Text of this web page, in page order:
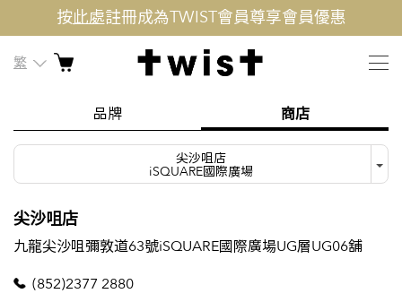
按此處註冊成為TWIST會員尊享會員優惠
繁
品牌 商店
尖沙咀店
iSQUARE國際廣場
尖沙咀店
九龍尖沙咀彌敦道63號iSQUARE國際廣場UG層UG06舖
(852)2377 2880